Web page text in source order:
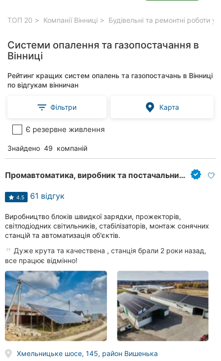
ТОП 20 Компанії Вінниці Будівельні та ремонтні роботи у
Системи опалення та газопостачання в
Вінниці
Рейтинг кращих систем опалень та газопостачань в Вінниці
по відгукам вінничан
Фільтри Карта
Є резервне живлення
Знайдено 49 компаній
Промавтоматика, виробник та постачальник електроніки в Україні
4.5 61 відгук
Виробництво блоків швидкої зарядки, прожекторів,
світлодіодних світильників, стабілізаторів, монтаж сонячних
станцій та автоматизація об'єктів.
Дуже крута та качествена , станція брали 2 роки назад,
все працює відмінно!
Хмельницьке шосе, 145, район Вишенька